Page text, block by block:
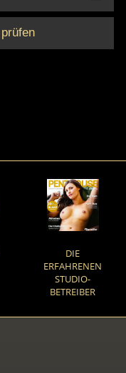
DIE
ERFAHRENEN
STUDIO-
BETREIBER